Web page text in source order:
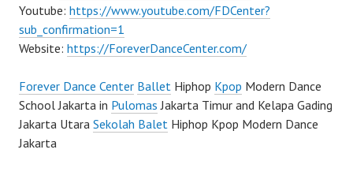
Youtube: https://www.youtube.com/FDCenter?
sub_confirmation=1
Website: https://ForeverDanceCenter.com/
Forever Dance Center Ballet Hiphop Kpop Modern Dance
School Jakarta in Pulomas Jakarta Timur and Kelapa Gading
Jakarta Utara Sekolah Balet Hiphop Kpop Modern Dance
Jakarta